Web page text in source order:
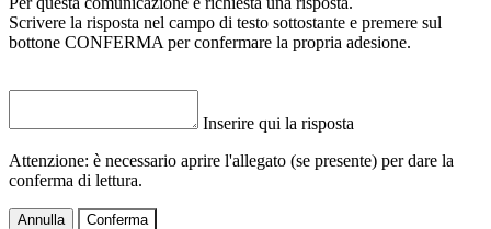
Scrivere la risposta nel campo di testo sottostante e premere sul
bottone CONFERMA per confermare la propria adesione.
Inserire qui la risposta
Attenzione: è necessario aprire l'allegato (se presente) per dare la
conferma di lettura.
Annulla Conferma